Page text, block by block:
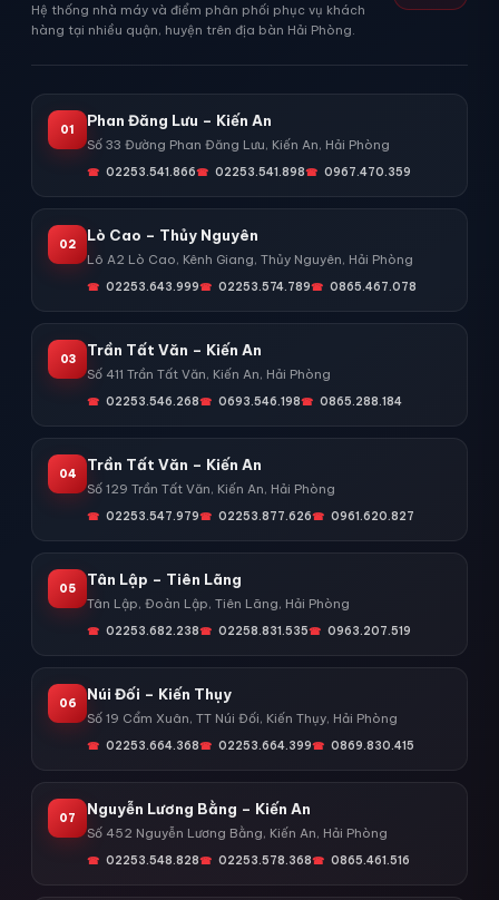
Hệ thống nhà máy và điểm phân phối phục vụ khách
hàng tại nhiều quận, huyện trên địa bàn Hải Phòng.
01
Phan Đăng Lưu – Kiến An
Số 33 Đường Phan Đăng Lưu, Kiến An, Hải Phòng
02253.541.866 02253.541.898 0967.470.359
02
Lò Cao – Thủy Nguyên
Lô A2 Lò Cao, Kênh Giang, Thủy Nguyên, Hải Phòng
02253.643.999 02253.574.789 0865.467.078
03
Trần Tất Văn – Kiến An
Số 411 Trần Tất Văn, Kiến An, Hải Phòng
02253.546.268 0693.546.198 0865.288.184
04
Trần Tất Văn – Kiến An
Số 129 Trần Tất Văn, Kiến An, Hải Phòng
02253.547.979 02253.877.626 0961.620.827
05
Tân Lập – Tiên Lãng
Tân Lập, Đoàn Lập, Tiên Lãng, Hải Phòng
02253.682.238 02258.831.535 0963.207.519
06
Núi Đối – Kiến Thụy
Số 19 Cẩm Xuân, TT Núi Đối, Kiến Thụy, Hải Phòng
02253.664.368 02253.664.399 0869.830.415
07
Nguyễn Lương Bằng – Kiến An
Số 452 Nguyễn Lương Bằng, Kiến An, Hải Phòng
02253.548.828 02253.578.368 0865.461.516